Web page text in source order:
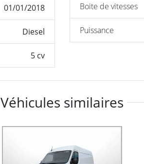
01/01/2018
Diesel
5 cv
Boite de vitesses
Puissance
Véhicules similaires